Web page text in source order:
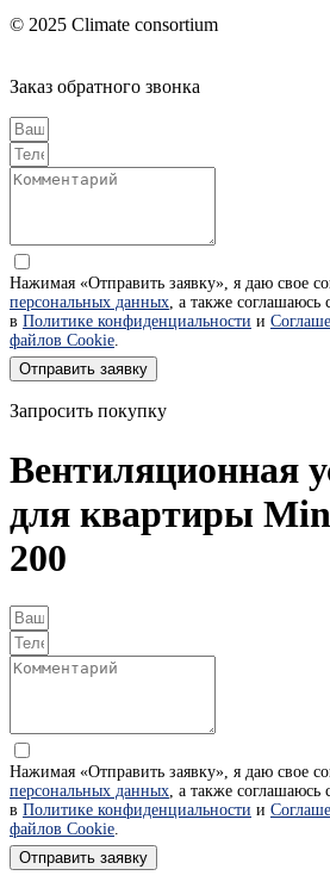
© 2025 Climate consortium
Заказ обратного звонка
Нажимая «Отправить заявку», я даю свое
персональных данных, а также
в Политике конфиденциальности и
файлов Cookie.
Отправить заявку
Запросить покупку
Вентиляционная
для квартиры
200
Нажимая «Отправить заявку», я даю свое
персональных данных, а также
в Политике конфиденциальности и
файлов Cookie.
Отправить заявку